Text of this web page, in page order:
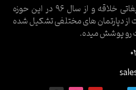
روز دیدن یک شرکت تبلیغاتی خلاقه و از سال ۹۶ در این حوزه
دپارتمان های مختلفی تشکیل شده
رو پوشش میده.